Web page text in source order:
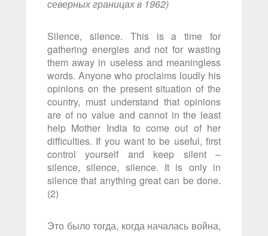
северных границах в 1962)
Silence, silence. This is a time for
gathering energies and not for wasting
them away in useless and meaningless
words. Anyone who proclaims loudly his
opinions on the present situation of the
country, must understand that opinions
are of no value and cannot in the least
help Mother India to come out of her
difficulties. If you want to be useful, first
control yourself and keep silent –
silence, silence, silence. It is only in
silence that anything great can be done.
(2)
Это было тогда, когда началась война,